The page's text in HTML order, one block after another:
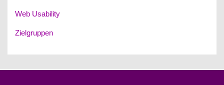
Web Usability
Zielgruppen